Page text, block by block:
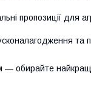
пропозиції для
та
— обирайте